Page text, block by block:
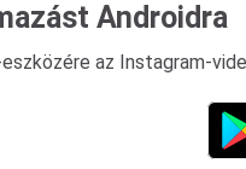
Androidra
az Instagram-